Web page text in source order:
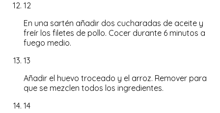
12
En una sartén añadir dos cucharadas de aceite y
freír los filetes de pollo. Cocer durante 6 minutos a
fuego medio.
13
Añadir el huevo troceado y el arroz. Remover para
que se mezclen todos los ingredientes.
14